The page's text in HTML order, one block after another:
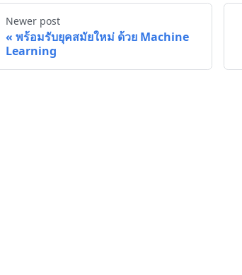
Newer post
พร้อมรับยุคสมัยใหม่ ด้วย Machine
Learning